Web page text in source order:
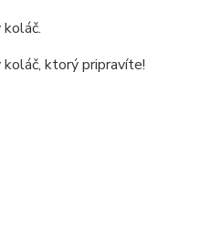
ktorý pripravíte!